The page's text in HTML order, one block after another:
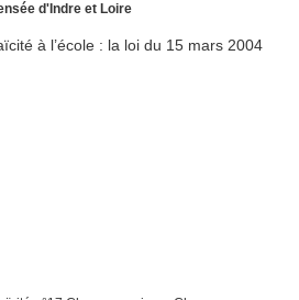
d'Indre et Loire